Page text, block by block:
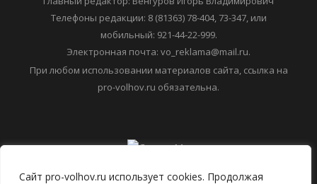
Сайт pro-volhov.ru использует cookies. Продолжая
Телефоны редакции: 8 (81363) 78-404, 73-347, или
мобильный: 921-44-22-999.
Электронная почта: vo_reklama@mail.ru.
При любом использовании материалов сайта, ссылка на
pro-volhov.ru обязательна.